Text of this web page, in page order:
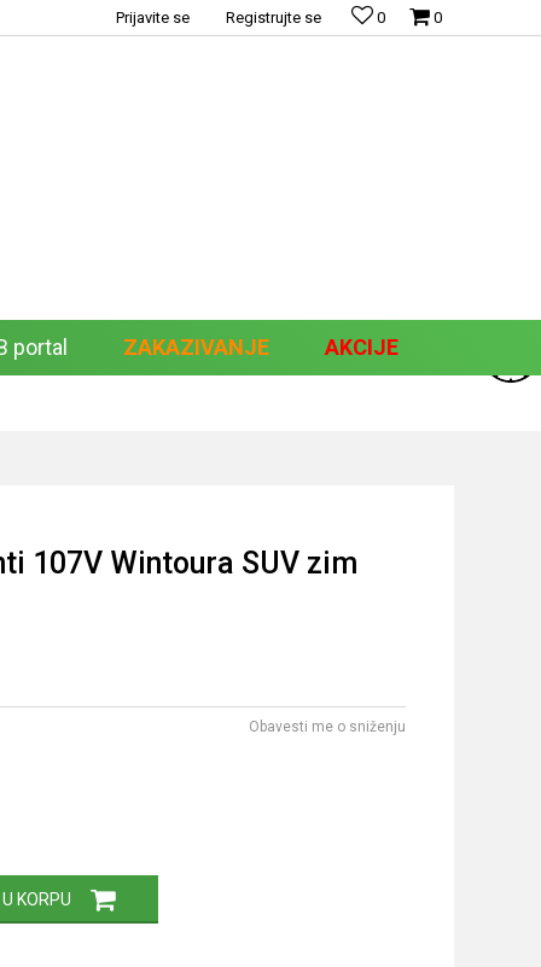
0
0
Prijavite se Registrujte se
portal ZAKAZIVANJE AKCIJE
107V Wintoura SUV zim
Obavesti me o sniženju
KORPU